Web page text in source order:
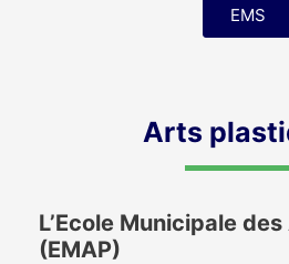
EMS
Arts
L’Ecole Municipale
(EMAP)